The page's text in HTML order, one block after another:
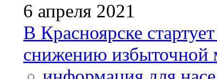
6 апреля 2021
В Красноярске
снижению избыточной